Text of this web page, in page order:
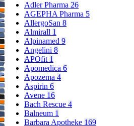
Adler Pharma 26
AGEPHA Pharma 5
AllergoSan 8
Almirall 1
Alpinamed 9
Angelini 8
APOfit 1
Apomedica 6
Apozema 4
Aspirin 6
Avene 16
Bach Rescue 4
Balneum 1
Barbara Apotheke 169